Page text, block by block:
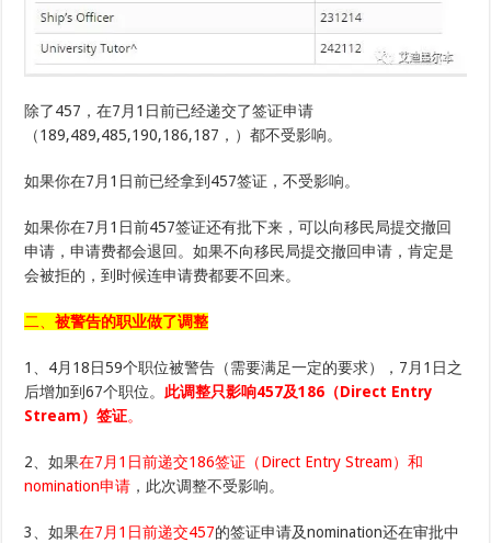
除了457，在7月1日前已经递交了签证申请
（189,489,485,190,186,187，）都不受影响。
如果你在7月1日前已经拿到457签证，不受影响。
如果你在7月1日前457签证还有批下来，可以向移民局提交撤回
申请，申请费都会退回。如果不向移民局提交撤回申请，肯定是
会被拒的，到时候连申请费都要不回来。
二、被警告的职业做了调整
1、4月18日59个职位被警告（需要满足一定的要求），7月1日之
后增加到67个职位。此调整只影响457及186（Direct Entry
Stream）签证。
2、如果在7月1日前递交186签证（Direct Entry Stream）和
nomination申请 ，此次调整不受影响。
3、如果在7月1日前递交457的签证申请及nomination还在审批中